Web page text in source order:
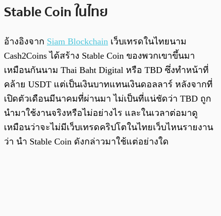
Stable Coin ในไทย
อ้างอิงจาก Siam Blockchain เว็บเทรดในไทยนาม
Cash2Coins ได้สร้าง Stable Coin ของพวกเขาขึ้นมา
เหมือนกันนาม Thai Baht Digital หรือ TBD ซึ่งทำหน้าที่
คล้าย USDT แต่เป็นเงินบาทแทนเงินดอลลาร์ หลังจากที่
เปิดตัวเดือนมีนาคมที่ผ่านมา ไม่เป็นที่แน่ชัดว่า TBD ถูก
นำมาใช้งานจริงหรือไม่อย่างไร และในเวลาต่อมาดู
เหมือนว่าจะไม่มีเว็บเทรดคริปโตในไทยเว็บไหนรายงาน
ว่า นำ Stable Coin ดังกล่าวมาใช้แต่อย่างใด